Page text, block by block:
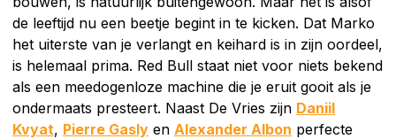
de leeftijd nu een beetje begint in te kicken. Dat Marko
het uiterste van je verlangt en keihard is in zijn oordeel,
is helemaal prima. Red Bull staat niet voor niets bekend
als een meedogenloze machine die je eruit gooit als je
ondermaats presteert. Naast De Vries zijn Daniil
Kvyat, Pierre Gasly en Alexander Albon perfecte